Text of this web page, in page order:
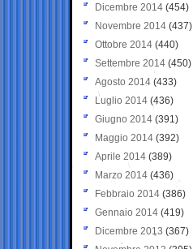
Dicembre 2014 (454)
Novembre 2014 (437)
Ottobre 2014 (440)
Settembre 2014 (450)
Agosto 2014 (433)
Luglio 2014 (436)
Giugno 2014 (391)
Maggio 2014 (392)
Aprile 2014 (389)
Marzo 2014 (436)
Febbraio 2014 (386)
Gennaio 2014 (419)
Dicembre 2013 (367)